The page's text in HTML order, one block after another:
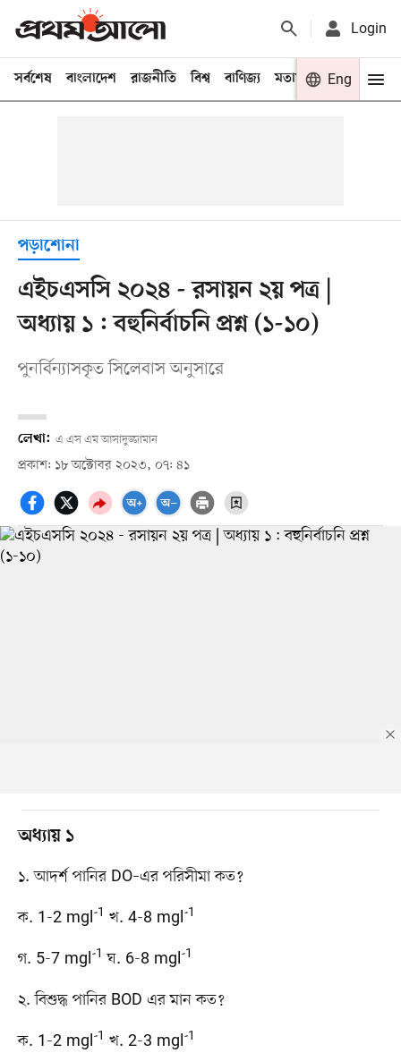
Login
সর্বশেষ বাংলাদেশ রাজনীতি বিশ্ব বাণিজ্য মতামত খেলা
Eng
পড়াশোনা
এইচএসসি ২০২৪ - রসায়ন ২য় পত্র |
অধ্যায় ১ : বহুনির্বাচনি প্রশ্ন (১-১০)
পুনর্বিন্যাসকৃত সিলেবাস অনুসারে
লেখা: এ এস এম আসাদুজ্জামান
প্রকাশ: ১৮ অক্টোবর ২০২৩, ০৭: ৪১
অধ্যায় ১
১. আদর্শ পানির DO–এর পরিসীমা কত?
ক. 1-2 mgl-1 খ. 4-8 mgl-1
গ. 5-7 mgl-1 ঘ. 6-8 mgl-1
২. বিশুদ্ধ পানির BOD এর মান কত?
ক. 1-2 mgl-1 খ. 2-3 mgl-1